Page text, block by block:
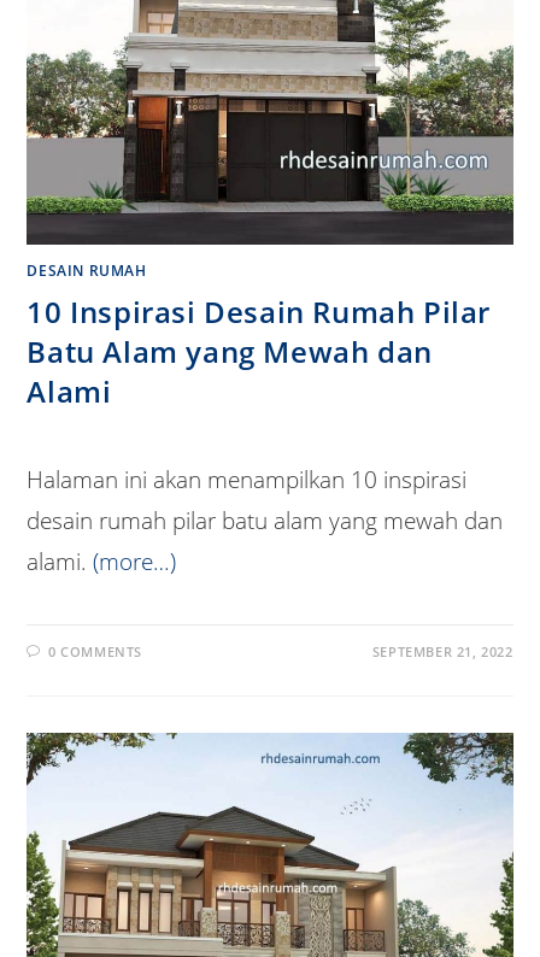
DESAIN RUMAH
10 Inspirasi Desain Rumah Pilar
Batu Alam yang Mewah dan
Alami
Halaman ini akan menampilkan 10 inspirasi
desain rumah pilar batu alam yang mewah dan
alami.(more…)
0 COMMENTS SEPTEMBER 21, 2022